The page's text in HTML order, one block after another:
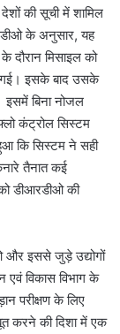
की सूची में शामिल
के अनुसार, यह
दौरान मिसाइल को
गई। इसके बाद उसके
इसमें बिना नोजल
कंट्रोल सिस्टम
कि सिस्टम ने सही
तैनात कई
डीआरडीओ की
और इससे जुड़े उद्योगों
विकास विभाग के
परीक्षण के लिए
करने की दिशा में एक